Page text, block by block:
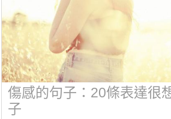
傷感的句子：20條表達很
子